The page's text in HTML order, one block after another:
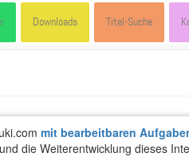
Downloads Titel-Suche
mit bearbeitbaren
die Weiterentwicklung dieses